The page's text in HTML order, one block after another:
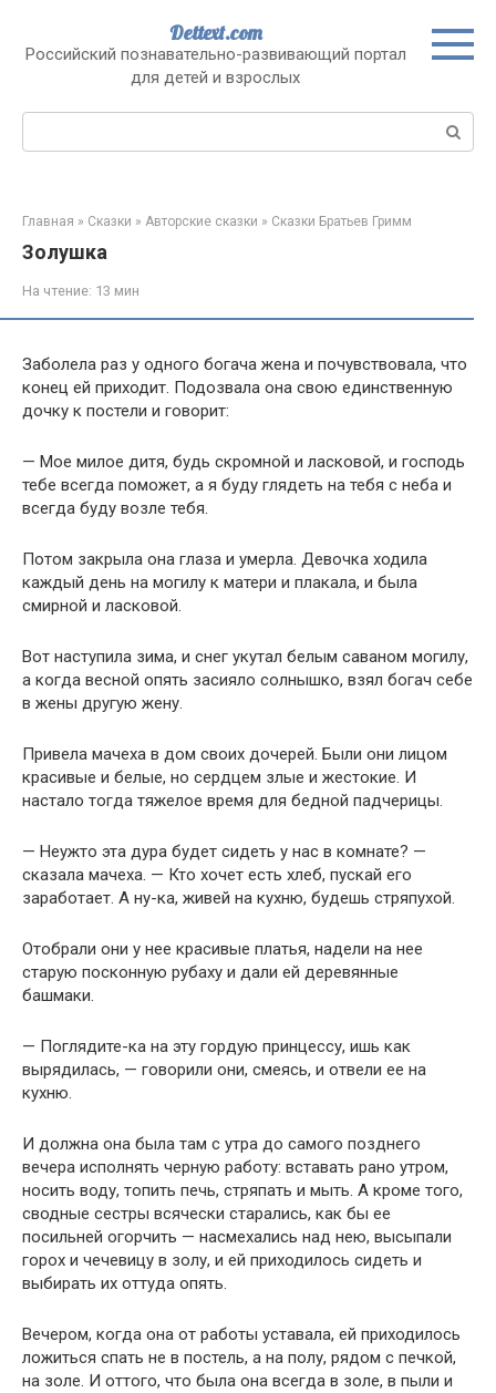
контенту
Dettext.com
Российский познавательно-развивающий портал
для детей и взрослых
Поиск:
Главная » Сказки » Авторские сказки » Сказки Братьев Гримм
Золушка
На чтение: 13 мин
Заболела раз у одного богача жена и почувствовала, что
конец ей приходит. Подозвала она свою единственную
дочку к постели и говорит:
— Мое милое дитя, будь скромной и ласковой, и господь
тебе всегда поможет, а я буду глядеть на тебя с неба и
всегда буду возле тебя.
Потом закрыла она глаза и умерла. Девочка ходила
каждый день на могилу к матери и плакала, и была
смирной и ласковой.
Вот наступила зима, и снег укутал белым саваном могилу,
а когда весной опять засияло солнышко, взял богач себе
в жены другую жену.
Привела мачеха в дом своих дочерей. Были они лицом
красивые и белые, но сердцем злые и жестокие. И
настало тогда тяжелое время для бедной падчерицы.
— Неужто эта дура будет сидеть у нас в комнате? —
сказала мачеха. — Кто хочет есть хлеб, пускай его
заработает. А ну-ка, живей на кухню, будешь стряпухой.
Отобрали они у нее красивые платья, надели на нее
старую посконную рубаху и дали ей деревянные
башмаки.
— Поглядите-ка на эту гордую принцессу, ишь как
вырядилась, — говорили они, смеясь, и отвели ее на
кухню.
И должна она была там с утра до самого позднего
вечера исполнять черную работу: вставать рано утром,
носить воду, топить печь, стряпать и мыть. А кроме того,
сводные сестры всячески старались, как бы ее
посильней огорчить — насмехались над нею, высыпали
горох и чечевицу в золу, и ей приходилось сидеть и
выбирать их оттуда опять.
Вечером, когда она от работы уставала, ей приходилось
ложиться спать не в постель, а на полу, рядом с печкой,
на золе. И оттого, что была она всегда в золе, в пыли и